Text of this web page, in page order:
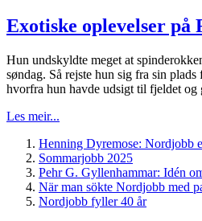
Exotiske oplevelser på
Hun undskyldte meget at
søndag. Så rejste hun sig fra sin
hvorfra hun havde udsigt til fjeldet
Les meir...
Henning Dyremose: Nordjobb
Sommarjobb 2025
Pehr G. Gyllenhammar: Idén
När man sökte Nordjobb med
Nordjobb fyller 40 år